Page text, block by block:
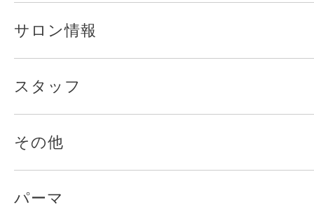
サロン情報
スタッフ
その他
パーマ